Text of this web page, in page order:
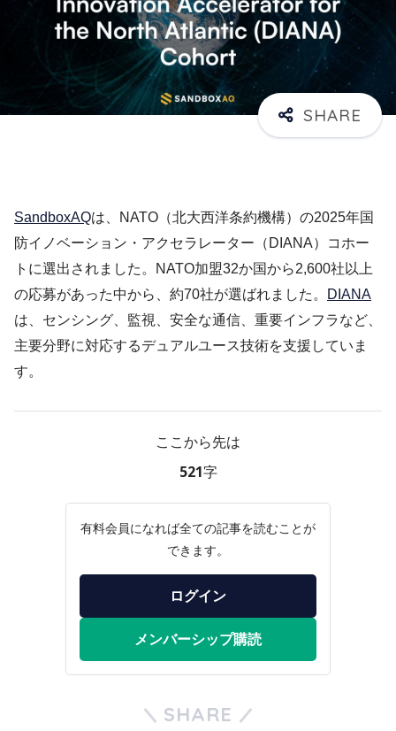
SandboxAQは、NATO（北大西洋条約機構）の2025年国
防イノベーション・アクセラレーター（DIANA）コホー
トに選出されました。NATO加盟32か国から2,600社以上
の応募があった中から、約70社が選ばれました。
DIANA
は、センシング、監視、安全な通信、重要インフラなど、
主要分野に対応するデュアルユース技術を支援していま
す。
ここから先は
521字
有料会員になれば全ての記事を読むことが
できます。
ログイン
メンバーシップ購読
SHARE